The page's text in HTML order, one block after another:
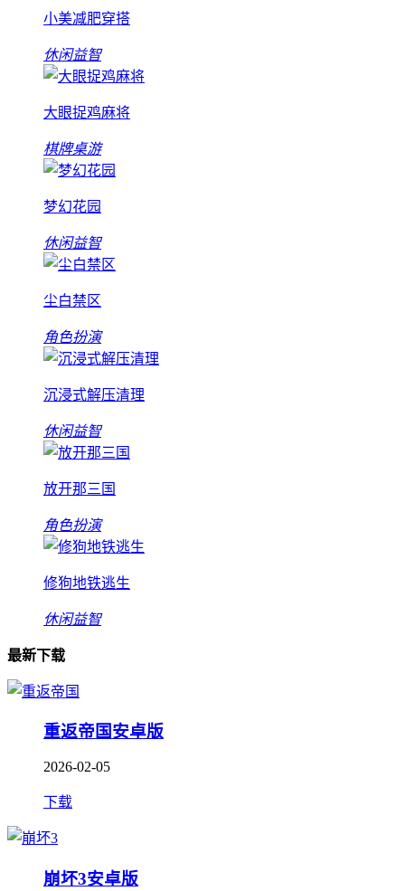
小美减肥穿搭
休闲益智
大眼捉鸡麻将
棋牌桌游
梦幻花园
休闲益智
尘白禁区
角色扮演
沉浸式解压清理
休闲益智
放开那三国
角色扮演
修狗地铁逃生
休闲益智
最新下载
重返帝国安卓版
2026-02-05
下载
崩坏3安卓版